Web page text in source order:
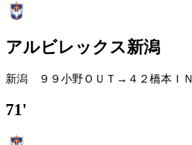
アルビレックス新潟
新潟 ９９小野ＯＵＴ→４２橋本ＩＮ
71'